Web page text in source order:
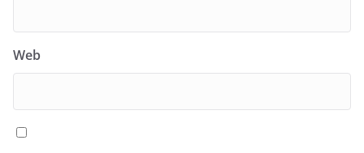
Web